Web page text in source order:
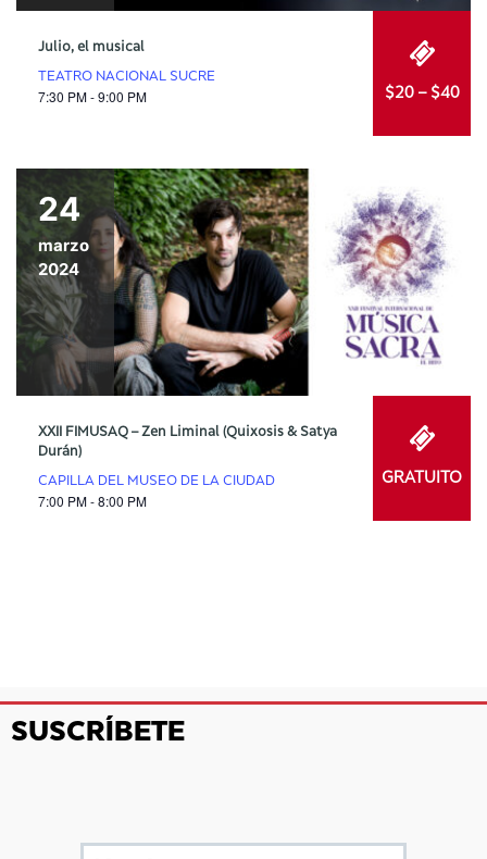
Julio, el musical
TEATRO NACIONAL SUCRE
7:30 PM - 9:00 PM $20 – $40
24
marzo
2024
XXII FIMUSAQ – Zen Liminal (Quixosis & Satya
Durán)
CAPILLA DEL MUSEO DE LA CIUDAD
7:00 PM - 8:00 PM
GRATUITO
SUSCRÍBETE